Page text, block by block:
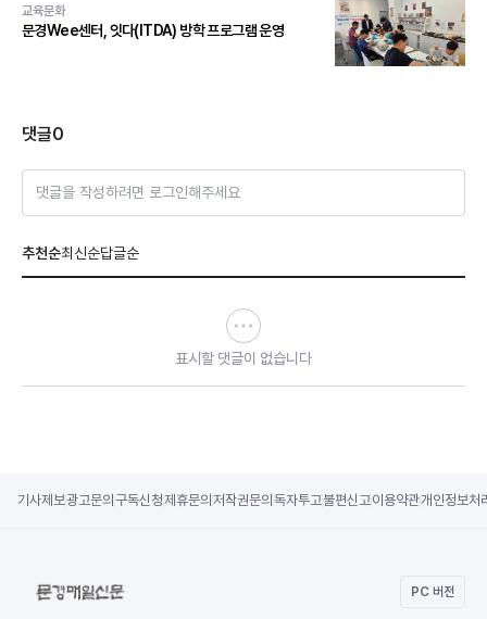
교육문화
문경Wee센터, 잇다(ITDA) 방학 프로그램 운영
댓글0
댓글을 작성하려면 로그인해주세요
추천순최신순답글순
표시할 댓글이 없습니다
기사제보광고문의 구독신청제휴문의 저작권문의 독자투고불편신고이용약관개인정보처
PC 버전